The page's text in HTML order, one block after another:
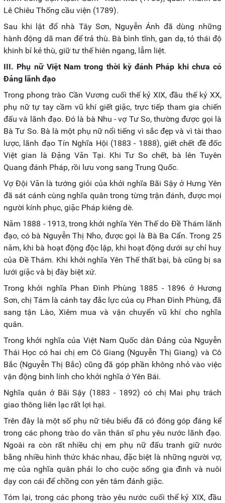
Lê Chiêu Thống cầu viện (1789).
Sau khi lật đổ nhà Tây Sơn, Nguyễn Ánh đã dùng những
hành động dã man để trả thù. Bà bình tĩnh, gan dạ, tỏ thái độ
khinh bỉ kẻ thù, giữ tư thế hiên ngang, lẫm liệt.
III. Phụ nữ Việt Nam trong thời kỳ đánh Pháp khi chưa có
Đảng lãnh đạo
Trong phong trào Cần Vương cuối thế kỷ XIX, đầu thế kỷ XX,
phụ nữ tự tay cầm vũ khí giết giặc, trực tiếp tham gia chiến
đấu và lãnh đạo. Đó là bà Nhu - vợ Tư So, thường được gọi là
Bà Tư So. Bà là một phụ nữ nổi tiếng vì sắc đẹp và vì tài thao
lược, lãnh đạo Tín Nghĩa Hội (1883 - 1888), giết chết đề đốc
Việt gian là Đặng Văn Tại. Khi Tư So chết, bà lên Tuyên
Quang đánh Pháp, rồi lưu vong sang Trung Quốc.
Vợ Đội Văn là tướng giỏi của khởi nghĩa Bãi Sậy ở Hưng Yên
đã sát cánh cùng nghĩa quân trong từng trận đánh, được mọi
người kính phục, giặc Pháp kiêng dè.
Năm 1888 - 1913, trong khởi nghĩa Yên Thế do Đề Thám lãnh
đạo, có bà Nguyễn Thị Nho, được gọi là Bà Ba Cẩn. Trong 25
năm, khi bà hoạt động độc lập, khi hoạt động dưới sự chỉ huy
của Đề Thám. Khi khởi nghĩa Yên Thế thất bại, bà cũng bị sa
lưới giặc và bị đày biệt xứ.
Trong khởi nghĩa Phan Đình Phùng 1885 - 1896 ở Hương
Sơn, chị Tám là cánh tay đắc lực của cụ Phan Đình Phùng, đã
sang tận Lào, Xiêm mua và vận chuyển vũ khí cho nghĩa
quân.
Trong khởi nghĩa của Việt Nam Quốc dân Đảng của Nguyễn
Thái Học có hai chị em Cô Giang (Nguyễn Thị Giang) và Cô
Bắc (Nguyễn Thị Bắc) cũng đã góp phần không nhỏ vào việc
vận động binh lính cho khởi nghĩa ở Yên Bái.
Nghĩa quân ở Bãi Sậy (1883 - 1892) có chị Mai phụ trách
giao thông liên lạc rất lợi hại.
Trên đây là một số phụ nữ tiêu biểu đã có đóng góp đáng kể
trong các phong trào do văn thân sĩ phu yêu nước lãnh đạo.
Ngoài ra còn rất nhiều chị em phụ nữ đấu tranh giữ nước
bằng nhiều hình thức khác nhau, đặc biệt là những người vợ,
mẹ của nghĩa quân phải lo cho cuộc sống gia đình và nuôi
dạy con cái để chồng con yên tâm đánh giặc.
Tóm lại, trong các phong trào yêu nước cuối thể kỷ XIX, đầu